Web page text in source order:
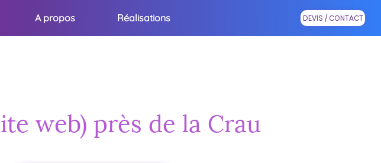
A propos Réalisations DEVIS / CONTACT
web) près de la Crau